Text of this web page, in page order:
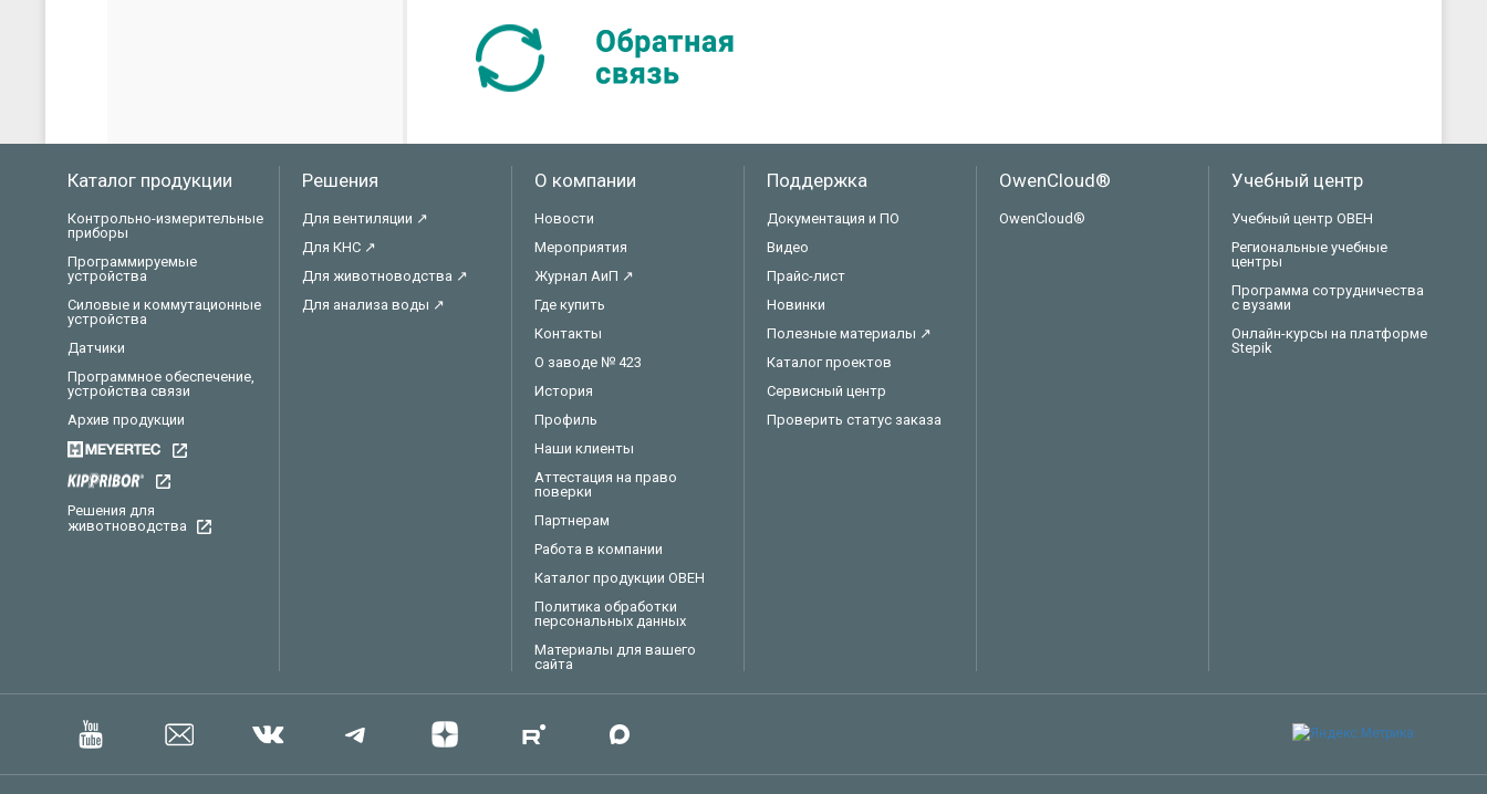
Каталог продукции
Контрольно-измерительные
приборы
Программируемые
устройства
Силовые и коммутационные
устройства
Датчики
Программное обеспечение,
устройства связи
Архив продукции
Решения для
животноводства
Решения
Для вентиляции ↗
Для КНС ↗
Для животноводства ↗
Для анализа воды ↗
О компании
Новости
Мероприятия
Журнал АиП ↗
Где купить
Контакты
О заводе № 423
История
Профиль
Наши клиенты
Аттестация на право
поверки
Партнерам
Работа в компании
Каталог продукции ОВЕН
Политика обработки
персональных данных
Материалы для вашего
сайта
Поддержка
Документация и ПО
Видео
Прайс-лист
Новинки
Полезные материалы ↗
Каталог проектов
Сервисный центр
Проверить статус заказа
OwenCloud®
OwenCloud®
Учебный центр
Учебный центр ОВЕН
Региональные учебные
центры
Программа сотрудничества
с вузами
Онлайн-курсы на платформе
Stepik
Сказать спасибо